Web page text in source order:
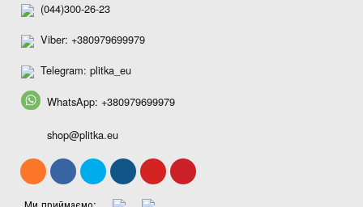
(044)300-26-23
Viber: +380979699979
Telegram: plitka_eu
WhatsApp: +380979699979
shop@plitka.eu